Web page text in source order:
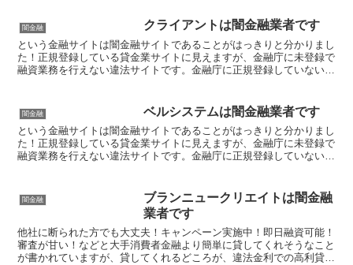
闇金融 クライアントは闇金融業者です
という金融サイトは闇金融サイトであることがはっきりと分かりまし
た！正規登録している貸金業サイトに見えますが、金融庁に未登録で
融資業務を行えない違法サイトです。金融庁に正規登録していない未
闇金融 ベルシステムは闇金融業者です
という金融サイトは闇金融サイトであることがはっきりと分かりまし
た！正規登録している貸金業サイトに見えますが、金融庁に未登録で
融資業務を行えない違法サイトです。金融庁に正規登録していない未
闇金融
ブランニュークリエイトは闇金融
業者です
他社に断られた方でも大丈夫！キャンペーン実施中！即日融資可能！
審査が甘い！などと大手消費者金融より簡単に貸してくれそうなこと
が書かれていますが、貸してくれるどころが、違法金利での高利貸し